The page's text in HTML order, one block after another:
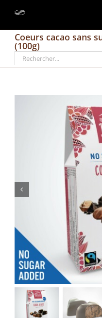
Coeurs cacao sans
(100g)
Rechercher: